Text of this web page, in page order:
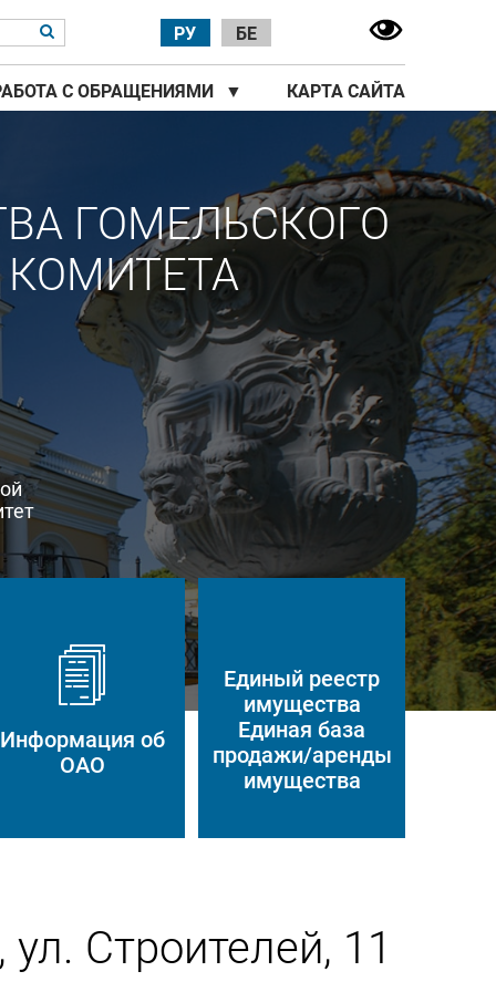
РУ БЕ
С ОБРАЩЕНИЯМИ ▼ КАРТА САЙТА
ГОМЕЛЬСКОГО
Информация об
ОАО
Единый реестр
имущества
Единая база
продажи/аренды
имущества
Строителей, 11